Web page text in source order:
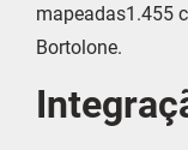
mapeadas1.455
Bortolone.